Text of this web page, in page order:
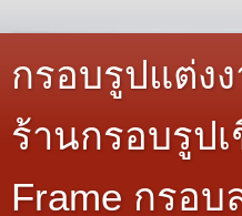
กรอบรูปแต่ง
ร้านกรอบรูป
Frame กรอบ